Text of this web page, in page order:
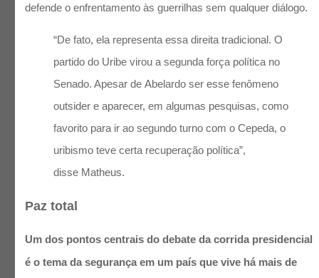
defende o enfrentamento às guerrilhas sem qualquer diálogo.
“De fato, ela representa essa direita tradicional. O
partido do Uribe virou a segunda força política no
Senado. Apesar de Abelardo ser esse fenômeno
outsider e aparecer, em algumas pesquisas, como
favorito para ir ao segundo turno com o Cepeda, o
uribismo teve certa recuperação política”,
disse Matheus.
Paz total
Um dos pontos centrais do debate da corrida presidencial
é o tema da segurança em um país que vive há mais de